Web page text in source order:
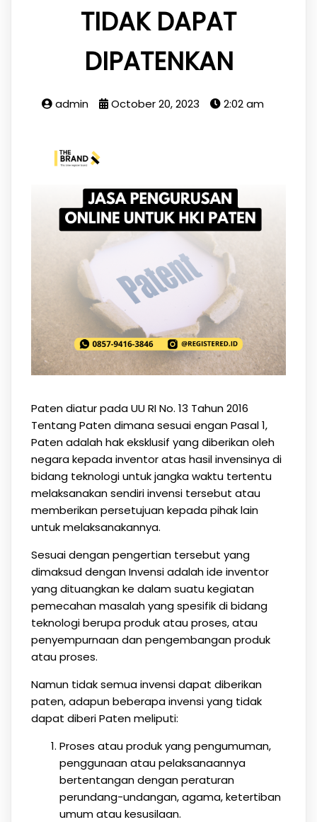
TIDAK DAPAT
DIPATENKAN
admin October 20, 2023 2:02 am
Paten diatur pada UU RI No. 13 Tahun 2016
Tentang Paten dimana sesuai engan Pasal 1,
Paten adalah hak eksklusif yang diberikan oleh
negara kepada inventor atas hasil invensinya di
bidang teknologi untuk jangka waktu tertentu
melaksanakan sendiri invensi tersebut atau
memberikan persetujuan kepada pihak lain
untuk melaksanakannya.
Sesuai dengan pengertian tersebut yang
dimaksud dengan Invensi adalah ide inventor
yang dituangkan ke dalam suatu kegiatan
pemecahan masalah yang spesifik di bidang
teknologi berupa produk atau proses, atau
penyempurnaan dan pengembangan produk
atau proses.
Namun tidak semua invensi dapat diberikan
paten, adapun beberapa invensi yang tidak
dapat diberi Paten meliputi:
Proses atau produk yang pengumuman,
penggunaan atau pelaksanaannya
bertentangan dengan peraturan
perundang-undangan, agama, ketertiban
umum atau kesusilaan.